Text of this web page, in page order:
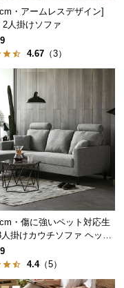
みにより、フェ
ます。
・アームレスデザイン]
2人掛けソファ
4.67 （3）
・傷に強いペット対応生
掛けカウチソファ ヘッド
レイアウト自由 広々設計
4.4（5）